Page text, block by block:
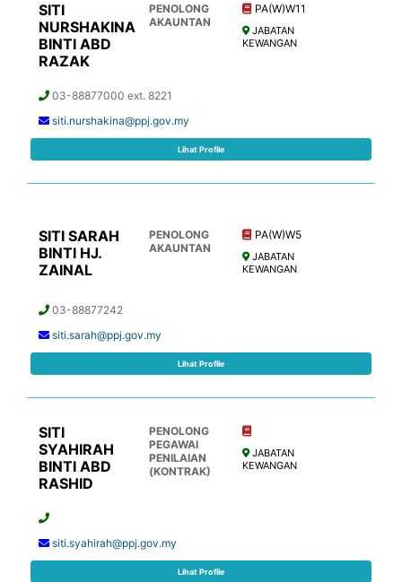
SITI
NURSHAKINA
BINTI ABD
RAZAK
PENOLONG
AKAUNTAN
PA(W)W11
JABATAN
KEWANGAN
03-88877000 ext. 8221
siti.nurshakina@ppj.gov.my
Lihat Profile
SITI SARAH
BINTI HJ.
ZAINAL
PENOLONG
AKAUNTAN
PA(W)W5
JABATAN
KEWANGAN
03-88877242
siti.sarah@ppj.gov.my
Lihat Profile
SITI
SYAHIRAH
BINTI ABD
RASHID
PENOLONG
PEGAWAI
PENILAIAN
(KONTRAK)
JABATAN
KEWANGAN
siti.syahirah@ppj.gov.my
Lihat Profile